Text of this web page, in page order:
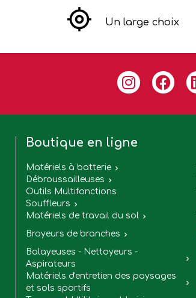
Un large choix
Boutique en ligne
Matériels à batterie 
Débroussailleuses 
Outils Multifonctions
Souffleurs 
Matériels de travail du sol 
Broyeurs de branches 
Balayeuses - Nettoyeurs -
Aspirateurs

Matériels d'entretien des paysages
et sols sportifs
